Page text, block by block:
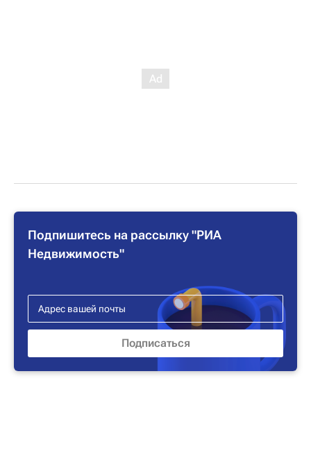
Подпишитесь на рассылку "РИА
Недвижимость"